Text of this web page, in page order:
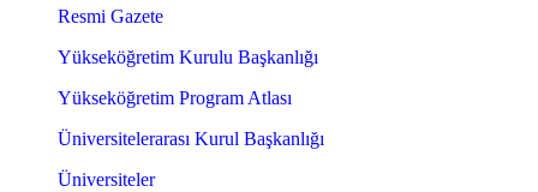
Resmi Gazete
Yükseköğretim Kurulu Başkanlığı
Yükseköğretim Program Atlası
Üniversitelerarası Kurul Başkanlığı
Üniversiteler